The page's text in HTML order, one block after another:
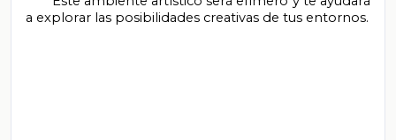
a explorar las posibilidades creativas de tus entornos.